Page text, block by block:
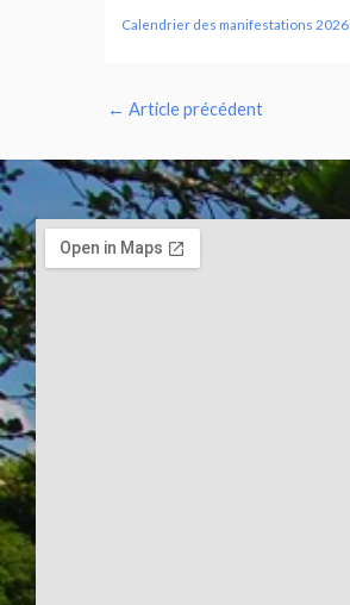
Calendrier des manifestations 2026
← Article précédent